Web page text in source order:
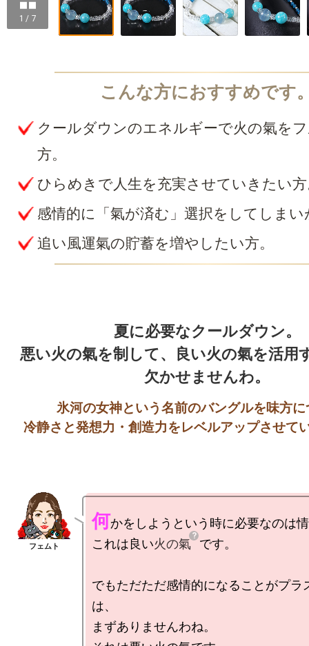
1 / 7
クールダウンのエネルギーで火の氣を
方。
ひらめきで人生を充実させていきたい
感情的に「氣が済む」選択をしてしま
追い風運氣の貯蓄を増やしたい方。
夏に必要なクールダウン。
悪い火の氣を制して、良い火の氣を活用
氷河の女神という名前のバングルを味方に
何かをしようという時に必要なのは
これは良い火の氣 です。
でもただただ感情的になることがプラ
は、
まずありませんわね。